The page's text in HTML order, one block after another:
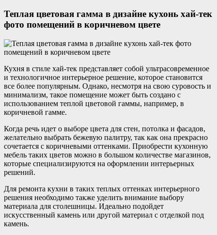
Теплая цветовая гамма в дизайне кухонь хай-тек
фото помещений в коричневом цвете
Кухня в стиле хай-тек представляет собой ультрасовременное
и технологичное интерьерное решение, которое становится
все более популярным. Однако, несмотря на свою суровость и
минимализм, такое помещение может быть создано с
использованием теплой цветовой гаммы, например, в
коричневой гамме.
Когда речь идет о выборе цвета для стен, потолка и фасадов,
желательно выбрать бежевую палитру, так как она прекрасно
сочетается с коричневыми оттенками. Приобрести кухонную
мебель таких цветов можно в большом количестве магазинов,
которые специализируются на оформлении интерьерных
решений.
Для ремонта кухни в таких теплых оттенках интерьерного
решения необходимо также уделить внимание выбору
материала для столешницы. Идеально подойдет
искусственный камень или другой материал с отделкой под
камень.